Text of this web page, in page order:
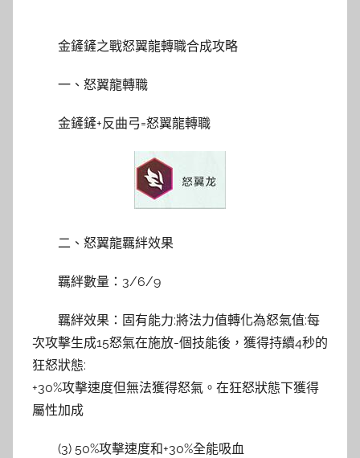
金鏟鏟之戰怒翼龍轉職合成攻略
一、怒翼龍轉職
金鏟鏟+反曲弓=怒翼龍轉職
二、怒翼龍羈絆效果
羈絆數量：3/6/9
羈絆效果：固有能力:將法力值轉化為怒氣值:每
次攻擊生成15怒氣在施放-個技能後，獲得持續4秒的
狂怒狀態:
+30%攻擊速度但無法獲得怒氣。在狂怒狀態下獲得
屬性加成
(3) 50%攻擊速度和+30%全能吸血